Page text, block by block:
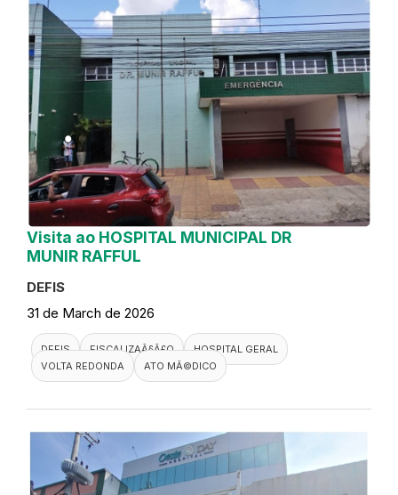
Visita ao HOSPITAL MUNICIPAL DR
MUNIR RAFFUL
DEFIS
31 de March de 2026
DEFIS FISCALIZAÃ§Ã£O
HOSPITAL GERAL
VOLTA REDONDA
ATO MÃ©DICO